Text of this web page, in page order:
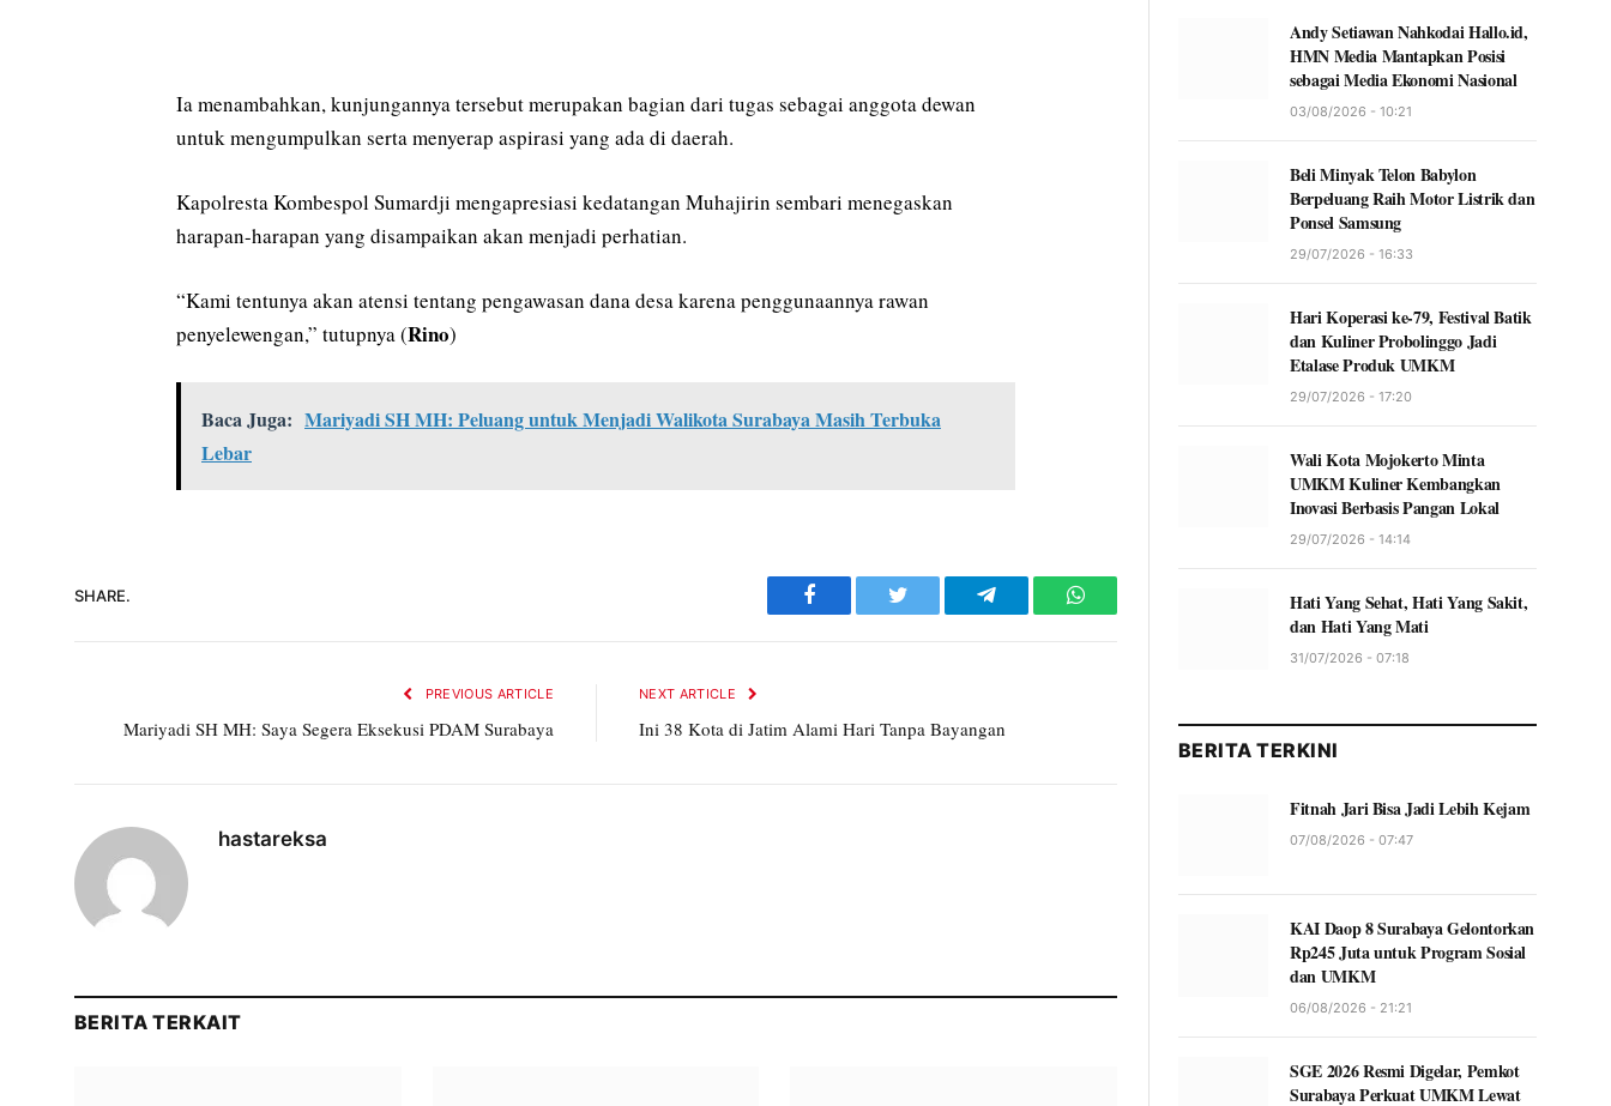
Ia menambahkan, kunjungannya tersebut merupakan bagian dari tugas sebagai anggota dewan
untuk mengumpulkan serta menyerap aspirasi yang ada di daerah.
Kapolresta Kombespol Sumardji mengapresiasi kedatangan Muhajirin sembari menegaskan
harapan-harapan yang disampaikan akan menjadi perhatian.
“Kami tentunya akan atensi tentang pengawasan dana desa karena penggunaannya rawan
penyelewengan,” tutupnya (Rino)
Baca Juga: Mariyadi SH MH: Peluang untuk Menjadi Walikota Surabaya Masih Terbuka
Lebar
SHARE.
Facebook Twitter Telegram WhatsApp
PREVIOUS ARTICLE
Mariyadi SH MH: Saya Segera Eksekusi PDAM Surabaya
NEXT ARTICLE
Ini 38 Kota di Jatim Alami Hari Tanpa Bayangan
hastareksa
BERITA TERKAIT
Andy Setiawan Nahkodai Hallo.id,
HMN Media Mantapkan Posisi
sebagai Media Ekonomi Nasional
03/08/2026 - 10:21
Beli Minyak Telon Babylon
Berpeluang Raih Motor Listrik dan
Ponsel Samsung
29/07/2026 - 16:33
Hari Koperasi ke-79, Festival Batik
dan Kuliner Probolinggo Jadi
Etalase Produk UMKM
29/07/2026 - 17:20
Wali Kota Mojokerto Minta
UMKM Kuliner Kembangkan
Inovasi Berbasis Pangan Lokal
29/07/2026 - 14:14
Hati Yang Sehat, Hati Yang Sakit,
dan Hati Yang Mati
31/07/2026 - 07:18
BERITA TERKINI
Fitnah Jari Bisa Jadi Lebih Kejam
07/08/2026 - 07:47
KAI Daop 8 Surabaya Gelontorkan
Rp245 Juta untuk Program Sosial
dan UMKM
06/08/2026 - 21:21
SGE 2026 Resmi Digelar, Pemkot
Surabaya Perkuat UMKM Lewat